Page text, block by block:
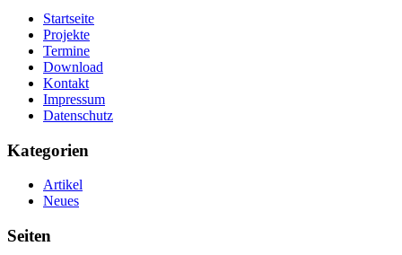
Startseite
Projekte
Termine
Download
Kontakt
Impressum
Datenschutz
Kategorien
Artikel
Neues
Seiten